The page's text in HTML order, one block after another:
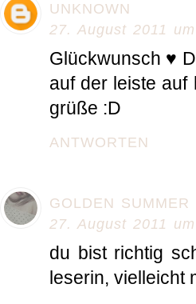
UNKNOWN
27. August 2011
Glückwunsch ♥
auf der leiste
grüße :D
ANTWORTEN
GOLDEN SUMMER
27. August 2011
du bist richtig
leserin, vielleicht